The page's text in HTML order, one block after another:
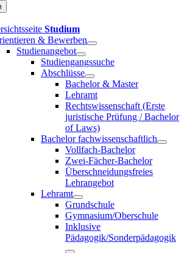
Studium
& Bewerben
Studienangebot
Studiengangssuche
Abschlüsse
Bachelor & Master
Lehramt
Rechtswissenschaft (Erste
juristische Prüfung / Bachelor
of Laws)
Bachelor fachwissenschaftlich
Vollfach-Bachelor
Zwei-Fächer-Bachelor
Überschneidungsfreies
Lehrangebot
Lehramt
Grundschule
Gymnasium/Oberschule
Inklusive
Pädagogik/Sonderpädagogik